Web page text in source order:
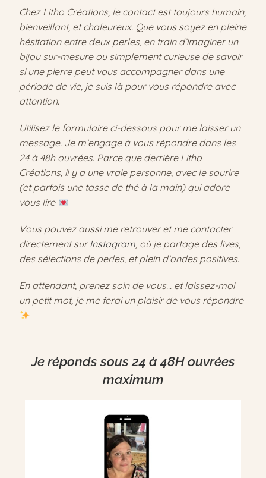
Chez Litho Créations, le contact est toujours humain,
bienveillant, et chaleureux. Que vous soyez en pleine
hésitation entre deux perles, en train d’imaginer un
bijou sur-mesure ou simplement curieuse de savoir
si une pierre peut vous accompagner dans une
période de vie, je suis là pour vous répondre avec
attention.
Utilisez le formulaire ci-dessous pour me laisser un
message. Je m’engage à vous répondre dans les
24 à 48h ouvrées. Parce que derrière Litho
Créations, il y a une vraie personne, avec le sourire
(et parfois une tasse de thé à la main) qui adore
vous lire
Vous pouvez aussi me retrouver et me contacter
directement surInstagram, où je partage des lives,
des sélections de perles, et plein d’ondes positives.
En attendant, prenez soin de vous… et laissez-moi
un petit mot, je me ferai un plaisir de vous répondre
Je réponds sous 24 à 48H ouvrées
maximum